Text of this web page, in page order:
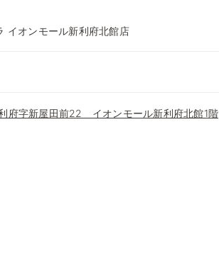
イオンモール新利府北館店
府字新屋田前22 イオンモール新利府北館1階